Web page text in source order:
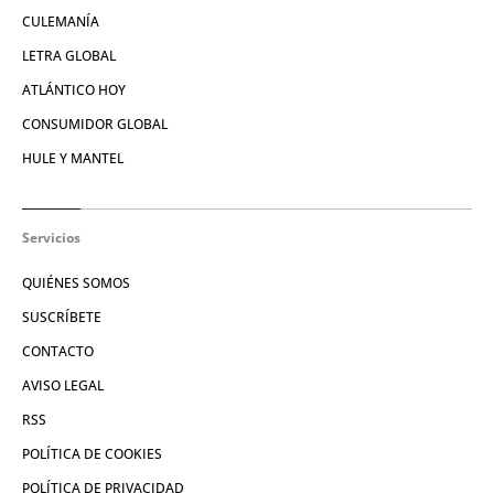
CULEMANÍA
LETRA GLOBAL
ATLÁNTICO HOY
CONSUMIDOR GLOBAL
HULE Y MANTEL
Servicios
QUIÉNES SOMOS
SUSCRÍBETE
CONTACTO
AVISO LEGAL
RSS
POLÍTICA DE COOKIES
POLÍTICA DE PRIVACIDAD